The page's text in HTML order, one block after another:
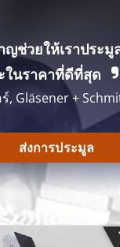
ช่วยให้เราประมู
ในราคาที่ดีที่สุด
ร์, Gläsener +
ส่งการประมูล